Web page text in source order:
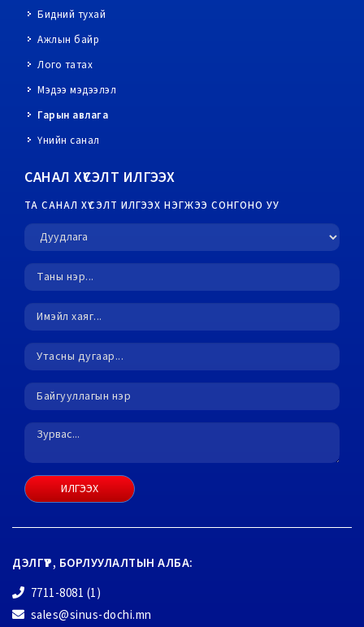
Бидний тухай
Ажлын байр
Лого татах
Мэдээ мэдээлэл
Гарын авлага
Үнийн санал
САНАЛ ХҮСЭЛТ ИЛГЭЭХ
ТА САНАЛ ХҮСЭЛТ ИЛГЭЭХ НЭГЖЭЭ СОНГОНО УУ
ИЛГЭЭХ
ДЭЛГҮҮР, БОРЛУУЛАЛТЫН АЛБА:
7711-8081 (1)
sales@sinus-dochi.mn